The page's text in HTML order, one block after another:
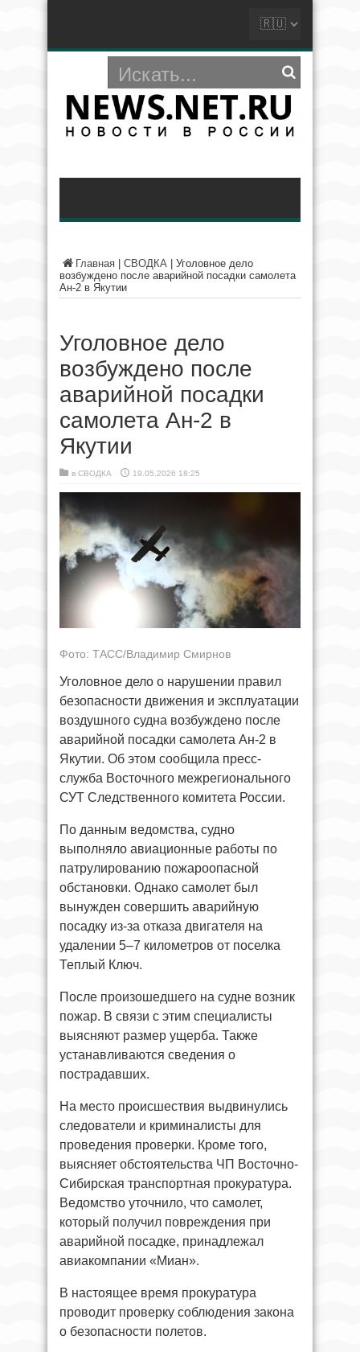
Главная СВОДКА
Уголовное дело
возбуждено после аварийной посадки самолета
Ан-2 в Якутии
Уголовное дело
возбуждено после
аварийной посадки
самолета Ан-2 в
Якутии
в СВОДКА 19.05.2026 18:25
Фото: ТАСС/Владимир Смирнов
Уголовное дело о нарушении правил
безопасности движения и эксплуатации
воздушного судна возбуждено после
аварийной посадки самолета Ан-2 в
Якутии. Об этом сообщила пресс-
служба Восточного межрегионального
СУТ Следственного комитета России.
По данным ведомства, судно
выполняло авиационные работы по
патрулированию пожароопасной
обстановки. Однако самолет был
вынужден совершить аварийную
посадку из-за отказа двигателя на
удалении 5–7 километров от поселка
Теплый Ключ.
После произошедшего на судне возник
пожар. В связи с этим специалисты
выясняют размер ущерба. Также
устанавливаются сведения о
пострадавших.
На место происшествия выдвинулись
следователи и криминалисты для
проведения проверки. Кроме того,
выясняет обстоятельства ЧП Восточно-
Сибирская транспортная прокуратура.
Ведомство уточнило, что самолет,
который получил повреждения при
аварийной посадке, принадлежал
авиакомпании «Миан».
В настоящее время прокуратура
проводит проверку соблюдения закона
о безопасности полетов.